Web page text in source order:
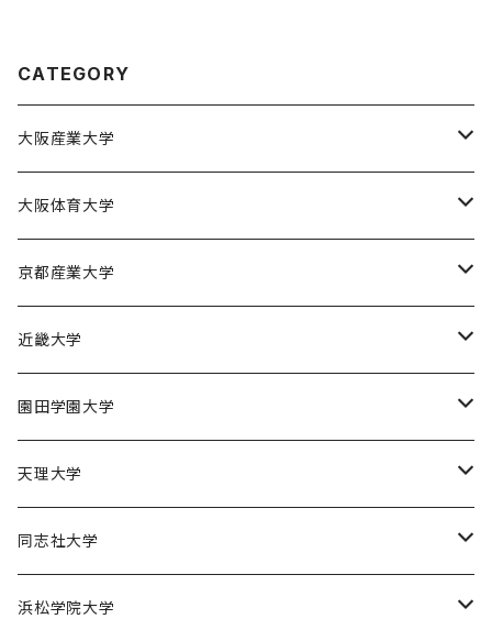
CATEGORY
大阪産業大学
大阪産業大学バスケットボール部
大阪体育大学
大阪体育大学女子バスケットボール部
京都産業大学
京都産業大学男子バスケットボール部
近畿大学
近畿大学体育会バスケットボール部
園田学園大学
園田学園大学ソフトボール部
園田学園大学陸上競技部
園田学園大学バスケットボール部
天理大学
天理大学男子バスケットボール部
天理大学女子バスケットボール部
同志社大学
同志社大学体育会バスケットボール部
浜松学院大学